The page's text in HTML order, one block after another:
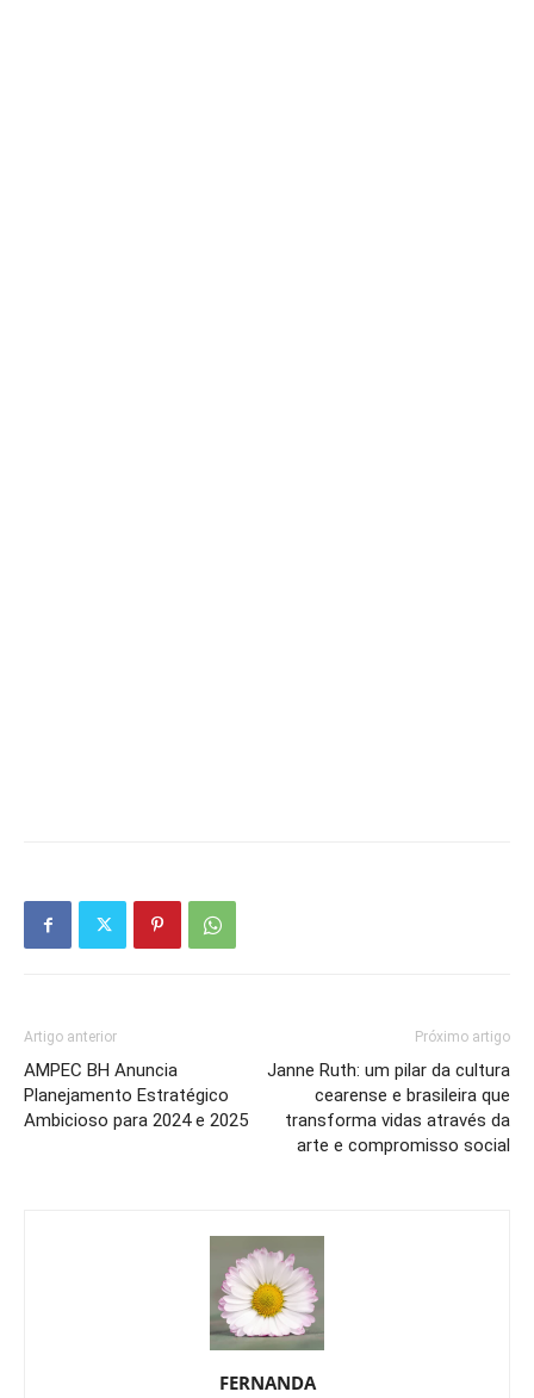
Artigo anterior
AMPEC BH Anuncia
Planejamento Estratégico
Ambicioso para 2024 e 2025
Próximo artigo
Janne Ruth: um pilar da cultura
cearense e brasileira que
transforma vidas através da
arte e compromisso social
FERNANDA